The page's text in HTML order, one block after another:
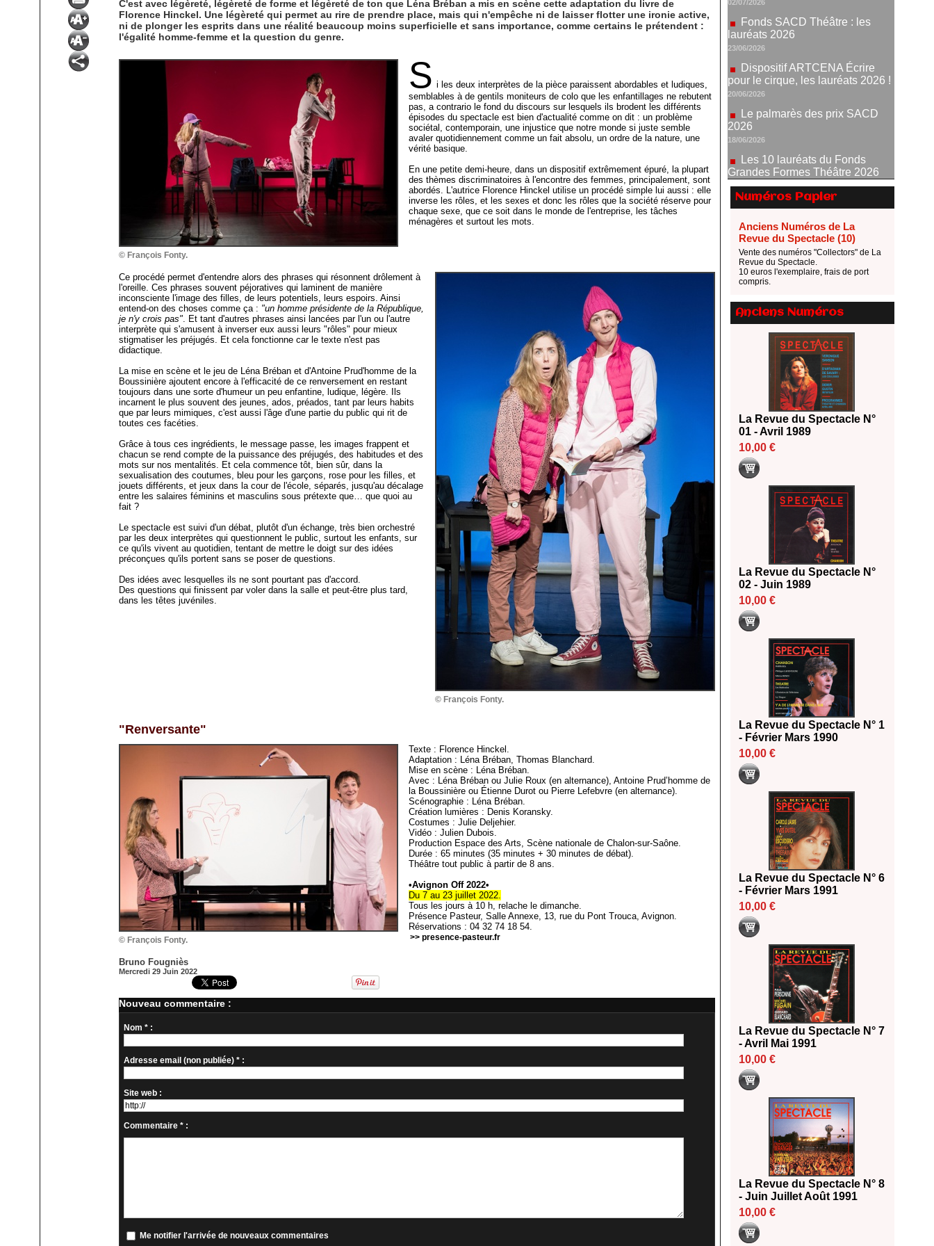
C'est avec légèreté, légèreté de forme et légèreté de ton que Léna Bréban a mis en scène cette adaptation du livre de
Florence Hinckel. Une légèreté qui permet au rire de prendre place, mais qui n'empêche ni de laisser flotter une ironie active,
ni de plonger les esprits dans une réalité beaucoup moins superficielle et sans importance, comme certains le prétendent :
l'égalité homme-femme et la question du genre.
© François Fonty.
S i les deux interprètes de la pièce paraissent abordables et ludiques,
semblables à de gentils moniteurs de colo que les enfantillages ne rebutent
pas, a contrario le fond du discours sur lesquels ils brodent les différents
épisodes du spectacle est bien d'actualité comme on dit : un problème
sociétal, contemporain, une injustice que notre monde si juste semble
avaler quotidiennement comme un fait absolu, un ordre de la nature, une
vérité basique.
En une petite demi-heure, dans un dispositif extrêmement épuré, la plupart
des thèmes discriminatoires à l'encontre des femmes, principalement, sont
abordés. L'autrice Florence Hinckel utilise un procédé simple lui aussi : elle
inverse les rôles, et les sexes et donc les rôles que la société réserve pour
chaque sexe, que ce soit dans le monde de l'entreprise, les tâches
ménagères et surtout les mots.
© François Fonty.
Ce procédé permet d'entendre alors des phrases qui résonnent drôlement à
l'oreille. Ces phrases souvent péjoratives qui laminent de manière
inconsciente l'image des filles, de leurs potentiels, leurs espoirs. Ainsi
entend-on des choses comme ça : "un homme présidente de la République,
je n'y crois pas". Et tant d'autres phrases ainsi lancées par l'un ou l'autre
interprète qui s'amusent à inverser eux aussi leurs "rôles" pour mieux
stigmatiser les préjugés. Et cela fonctionne car le texte n'est pas
didactique.
La mise en scène et le jeu de Léna Bréban et d'Antoine Prud'homme de la
Boussinière ajoutent encore à l'efficacité de ce renversement en restant
toujours dans une sorte d'humeur un peu enfantine, ludique, légère. Ils
incarnent le plus souvent des jeunes, ados, préados, tant par leurs habits
que par leurs mimiques, c'est aussi l'âge d'une partie du public qui rit de
toutes ces facéties.
Grâce à tous ces ingrédients, le message passe, les images frappent et
chacun se rend compte de la puissance des préjugés, des habitudes et des
mots sur nos mentalités. Et cela commence tôt, bien sûr, dans la
sexualisation des coutumes, bleu pour les garçons, rose pour les filles, et
jouets différents, et jeux dans la cour de l'école, séparés, jusqu'au décalage
entre les salaires féminins et masculins sous prétexte que… que quoi au
fait ?
Le spectacle est suivi d'un débat, plutôt d'un échange, très bien orchestré
par les deux interprètes qui questionnent le public, surtout les enfants, sur
ce qu'ils vivent au quotidien, tentant de mettre le doigt sur des idées
préconçues qu'ils portent sans se poser de questions.
Des idées avec lesquelles ils ne sont pourtant pas d'accord.
Des questions qui finissent par voler dans la salle et peut-être plus tard,
dans les têtes juvéniles.
"Renversante"
© François Fonty.
Texte : Florence Hinckel.
Adaptation : Léna Bréban, Thomas Blanchard.
Mise en scène : Léna Bréban.
Avec : Léna Bréban ou Julie Roux (en alternance), Antoine Prud’homme de
la Boussinière ou Étienne Durot ou Pierre Lefebvre (en alternance).
Scénographie : Léna Bréban.
Création lumières : Denis Koransky.
Costumes : Julie Deljehier.
Vidéo : Julien Dubois.
Production Espace des Arts, Scène nationale de Chalon-sur-Saône.
Durée : 65 minutes (35 minutes + 30 minutes de débat).
Théâtre tout public à partir de 8 ans.
•Avignon Off 2022•
Du 7 au 23 juillet 2022.
Tous les jours à 10 h, relache le dimanche.
Présence Pasteur, Salle Annexe, 13, rue du Pont Trouca, Avignon.
Réservations : 04 32 74 18 54.
>> presence-pasteur.fr
Bruno Fougniès
Mercredi 29 Juin 2022
Nouveau commentaire :
Nom * :
Adresse email (non publiée) * :
Site web :
Commentaire * :
Me notifier l'arrivée de nouveaux commentaires
Dispositif ARTCENA Écrire
pour le cirque, les lauréats 2026 !
Le palmarès des prix SACD
2026
18/06/2026
Les 10 lauréats du Fonds
Grandes Formes Théâtre 2026
SACD
Nomination de Nathalie
Garraud et Olivier Saccomano à
la direction du Théâtre de
Gennevilliers - CDN
Dispositif SACD Auteurs
d'espaces : les lauréats 2026
18/03/2026
Numéros Papier
Anciens Numéros de La
Revue du Spectacle (10)
Vente des numéros "Collectors" de La
Revue du Spectacle.
10 euros l'exemplaire, frais de port
compris.
Anciens Numéros
La Revue du Spectacle N°
01 - Avril 1989
10,00 €
La Revue du Spectacle N°
02 - Juin 1989
10,00 €
La Revue du Spectacle N° 1
- Février Mars 1990
10,00 €
La Revue du Spectacle N° 6
- Février Mars 1991
10,00 €
La Revue du Spectacle N° 7
- Avril Mai 1991
10,00 €
La Revue du Spectacle N° 8
- Juin Juillet Août 1991
10,00 €